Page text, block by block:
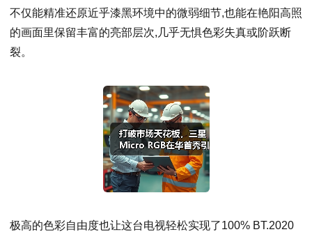
不仅能精准还原近乎漆黑环境中的微弱细节,也能在艳阳高照
的画面里保留丰富的亮部层次,几乎无惧色彩失真或阶跃断
裂。
极高的色彩自由度也让这台电视轻松实现了100% BT.2020